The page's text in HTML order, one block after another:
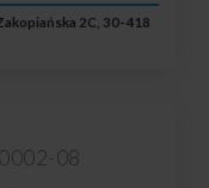
2C, 30-418
08